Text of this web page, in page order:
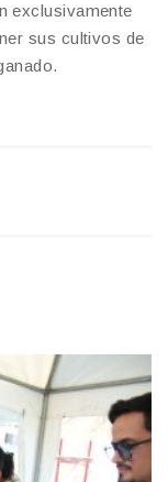
exclusivamente
sus cultivos de